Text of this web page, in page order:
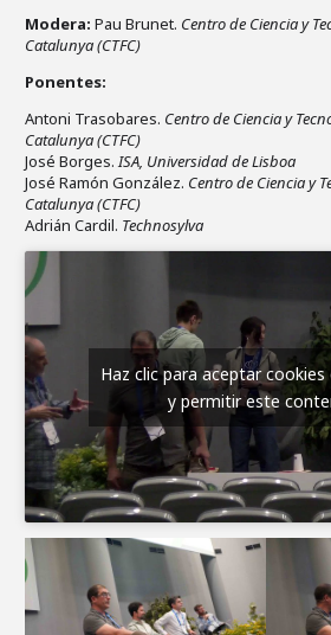
Modera: Pau Brunet. Centro de Ciencia y
Catalunya (CTFC)
Ponentes:
Antoni Trasobares. Centro de Ciencia y
Catalunya (CTFC)
José Borges.ISA, Universidad de Lisboa
José Ramón González. Centro de Ciencia y
Catalunya (CTFC)
Adrián Cardil. Technosylva
Haz clic para aceptar
y permitir este